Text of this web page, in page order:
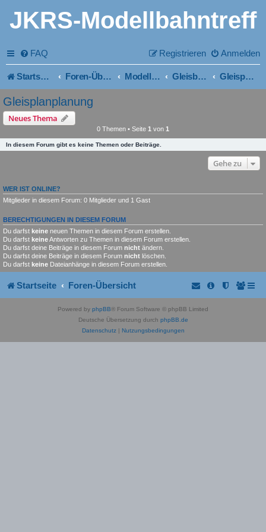
JKRS-Modellbahntreff
FAQ Anmelden
Registrieren
Startseite Foren-Übersicht Modellbahn ~ Bau und Planung Gleisbau-Gleisplanung Gleisplanplanung
Gleisplanplanung
Neues Thema
0 Themen • Seite 1 von 1
In diesem Forum gibt es keine Themen oder Beiträge.
Gehe zu
WER IST ONLINE?
Mitglieder in diesem Forum: 0 Mitglieder und 1 Gast
BERECHTIGUNGEN IN DIESEM FORUM
Du darfst keine neuen Themen in diesem Forum erstellen.
Du darfst keineAntworten zu Themen in diesem Forum erstellen.
Du darfst deine Beiträge in diesem Forum nicht ändern.
Du darfst deine Beiträge in diesem Forum nicht löschen.
Du darfst keine Dateianhänge in diesem Forum erstellen.
Startseite Foren-Übersicht
Powered by phpBB® Forum Software © phpBB Limited
Deutsche Übersetzung durch phpBB.de
Datenschutz| Nutzungsbedingungen